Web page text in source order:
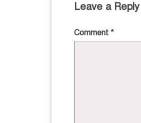
Leave a Reply
Comment *